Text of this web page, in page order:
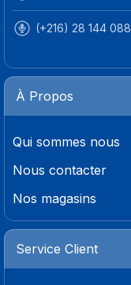
(+216) 28 144 088
À Propos
Qui sommes nous
Nous contacter
Nos magasins
Service Client